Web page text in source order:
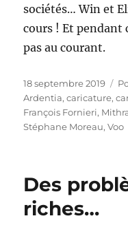
sociétés… Win et
cours ! Et pendant
pas au courant.
Publié
le
18 septembre 2019
Ardentia,caricature,
François Fornieri,
Stéphane Moreau,Voo
Des
riches…